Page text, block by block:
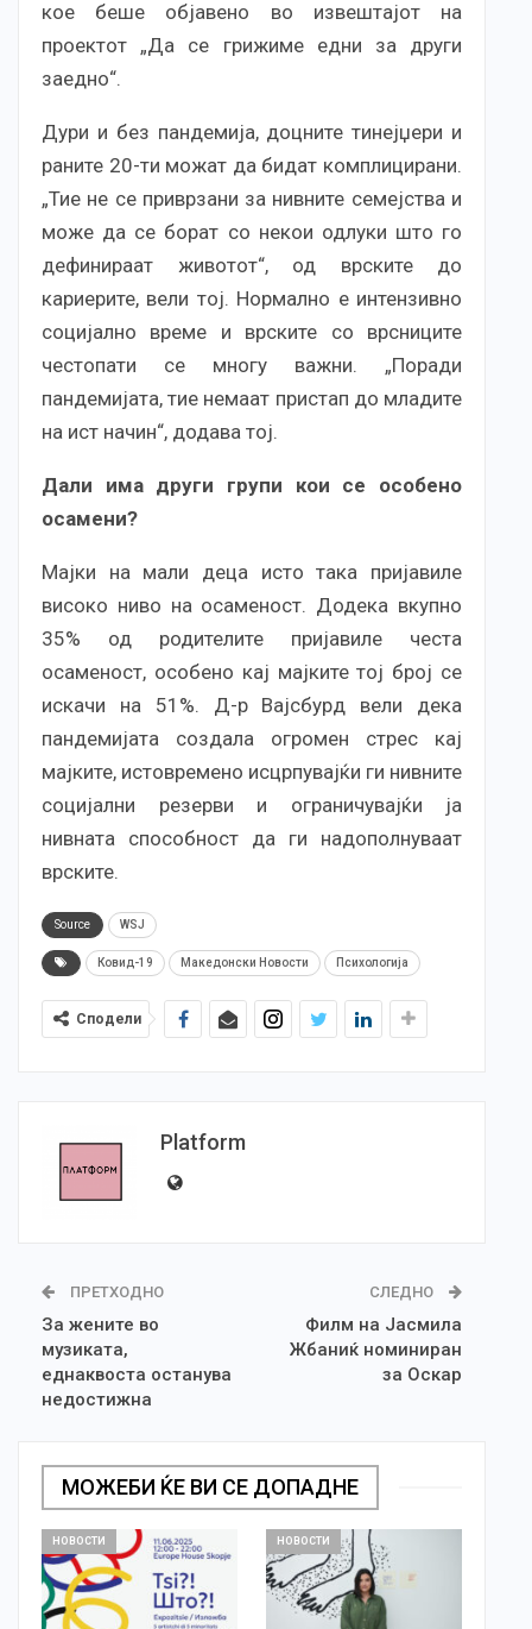
кое беше објавено во извештајот на
проектот „Да се ​​грижиме едни за други
заедно“.
Дури и без пандемија, доцните тинејџери и
раните 20-ти можат да бидат комплицирани.
„Тие не се приврзани за нивните семејства и
може да се борат со некои одлуки што го
дефинираат животот“, од врските до
кариерите, вели тој. Нормално е интензивно
социјално време и врските со врсниците
честопати се многу важни. „Поради
пандемијата, тие немаат пристап до младите
на ист начин“, додава тој.
Дали има други групи кои се особено
осамени?
Мајки на мали деца исто така пријавиле
високо ниво на осаменост. Додека вкупно
35% од родителите пријавиле честа
осаменост, особено кај мајките тој број се
искачи на 51%. Д-р Вајсбурд вели дека
пандемијата создала огромен стрес кај
мајките, истовремено исцрпувајќи ги нивните
социјални резерви и ограничувајќи ја
нивната способност да ги надополнуваат
врските.
Source WSJ
Ковид-19 Македонски Новости Психологија
Сподели
Platform
ПРЕТХОДНО
За жените во
музиката,
еднаквоста останува
недостижна
СЛЕДНО
Филм на Јасмила
Жбаниќ номиниран
за Оскар
МОЖЕБИ ЌЕ ВИ СЕ ДОПАДНЕ
НОВОСТИ НОВОСТИ